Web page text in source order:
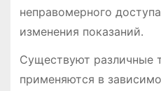
неправомерного
изменения показаний․
Существуют различные
применяются в